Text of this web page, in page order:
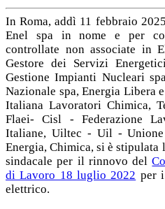
In Roma, addì 11 febbraio
Enel spa in nome e per
controllate non associate in
Gestore dei Servizi
Gestione Impianti Nucleari
Nazionale spa, Energia Libera
Italiana Lavoratori Chimica,
Flaei- Cisl - Federazione
Italiane, Uiltec - Uil - Unione
Energia, Chimica, si è stipulata
sindacale per il rinnovo del
di Lavoro 18 luglio 2022 per
elettrico.